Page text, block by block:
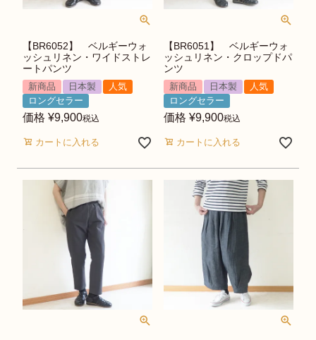
【BR6052】 ベルギーウォ
ッシュリネン・ワイドストレ
ートパンツ
新商品 日本製
人気
ロングセラー
価格 ¥9,900税込
カートに入れる
【BR6051】 ベルギーウォ
ッシュリネン・クロップドパ
ンツ
新商品 日本製
人気
ロングセラー
価格 ¥9,900税込
カートに入れる